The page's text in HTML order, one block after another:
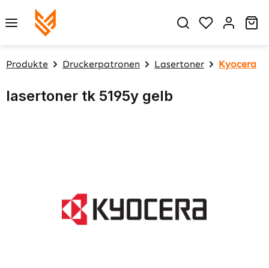
Zum Hauptinhalt springen
Du hast 0
Produkte Druckerpatronen Lasertoner Kyocera
lasertoner tk 5195y gelb